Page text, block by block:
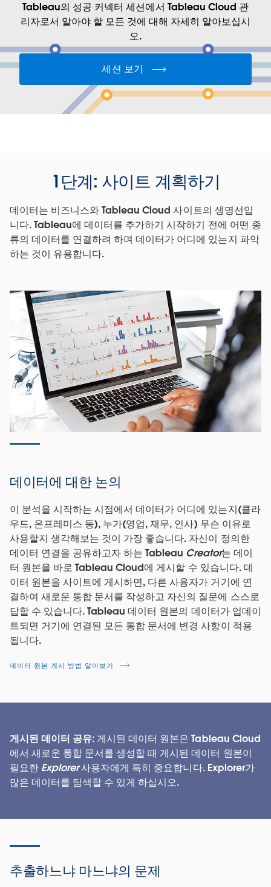
Tableau의 성공 커넥터 세션에서 Tableau Cloud 관
리자로서 알아야 할 모든 것에 대해 자세히 알아보십시
오.
세션 보기
Tableau Cloud는 무엇입니까?
Tableau Cloud는 조직이 데이터 분석을 구축, 공유하고 그
것을 중심으로 협업하는 강력한 방법입니다. Tableau
Cloud 사이트의 멤버는 가장 단순한 것부터 가장 복잡한 것
에 이르기까지 데이터에 대한 모든 질문을 그 어느 때보다
도 직관적으로 묻고 답할 수 있게 됩니다.
Tableau Cloud 사이트의 관리자는 다른 많은 중요한 업무
외에도 사용자를 추가하고, 조직 구조를 생성하고, 사이트
니다.
TABLEAU CLOUD 작동 방식 보기
1단계: 사이트 계획하기
데이터는 비즈니스와Tableau Cloud 사이트의 생명선입
니다. Tableau에 데이터를 추가하기 시작하기 전에 어떤 종
류의 데이터를 연결하려 하며 데이터가 어디에 있는지 파악
하는 것이 유용합니다.
데이터에 대한 논의
이 분석을 시작하는 시점에서 데이터가 어디에 있는지(클라
우드, 온프레미스 등), 누가(영업, 재무, 인사) 무슨 이유로
사용할지 생각해보는 것이 가장 좋습니다. 자신이 정의한
데이터 연결을 공유하고자 하는 Tableau Creator는 데이
터 원본을 바로 Tableau Cloud에 게시할 수 있습니다. 데
이터 원본을 사이트에 게시하면, 다른 사용자가 거기에 연
결하여 새로운 통합 문서를 작성하고 자신의 질문에 스스로
답할 수 있습니다. Tableau 데이터 원본의 데이터가 업데이
트되면 거기에 연결된 모든 통합 문서에 변경 사항이 적용
됩니다.
데이터 원본 게시 방법 알아보기
게시된 데이터 공유: 게시된 데이터 원본은 Tableau Cloud
에서 새로운 통합 문서를 생성할 때 게시된 데이터 원본이
필요한 Explorer사용자에게 특히 중요합니다. Explorer가
많은 데이터를 탐색할 수 있게 하십시오.
추출하느냐 마느냐의 문제